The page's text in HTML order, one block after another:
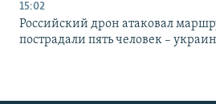
15:02
Российский дрон атаковал
пострадали пять человек –